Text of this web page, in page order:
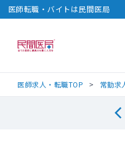
医師転職・バイトは民間医局
医師求人・転職TOP 常勤求